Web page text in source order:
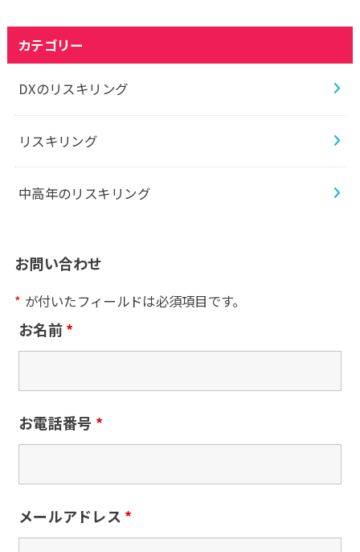
カテゴリー
DXのリスキリング
リスキリング
中高年のリスキリング
お問い合わせ
* が付いたフィールドは必須項目です。
お名前*
お電話番号 *
メールアドレス *